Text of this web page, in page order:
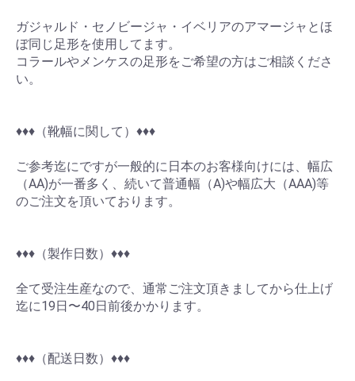
お買い物を続ける
ガジャルド・セノビージャ・イベリアのアマージャとほ
ぼ同じ足形を使用してます。
コラールやメンケスの足形をご希望の方はご相談くださ
い。
♦︎♦︎♦︎（靴幅に関して）♦︎♦︎♦︎
ご参考迄にですが一般的に日本のお客様向けには、幅広
（AA)が一番多く、続いて普通幅（A)や幅広大（AAA)等
のご注文を頂いております。
♦︎♦︎♦︎（製作日数）♦︎♦︎♦︎
全て受注生産なので、通常ご注文頂きましてから仕上げ
迄に19日〜40日前後かかります。
♦︎♦︎♦︎（配送日数）♦︎♦︎♦︎